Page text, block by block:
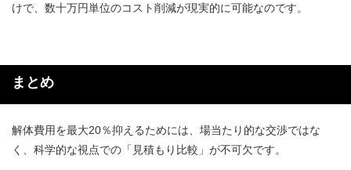
けで、数十万円単位のコスト削減が現実的に可能なのです。
まとめ
解体費用を最大20％抑えるためには、場当たり的な交渉ではな
く、科学的な視点での「見積もり比較」が不可欠です。